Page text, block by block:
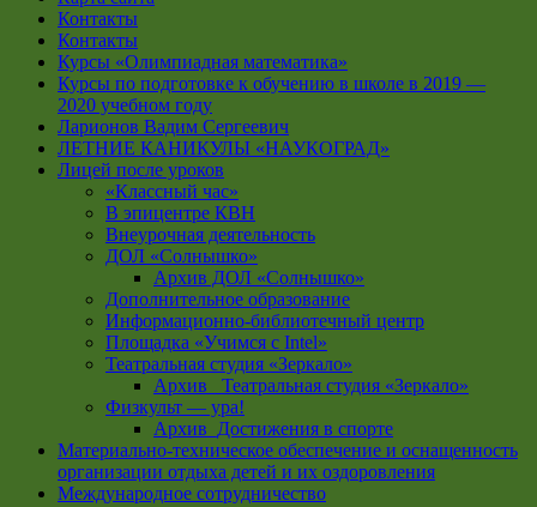
Контакты
Контакты
Курсы «Олимпиадная математика»
Курсы по подготовке к обучению в школе в 2019 —
2020 учебном году
Ларионов Вадим Сергеевич
ЛЕТНИЕ КАНИКУЛЫ «НАУКОГРАД»
Лицей после уроков
«Классный час»
В эпицентре КВН
Внеурочная деятельность
ДОЛ «Солнышко»
Архив ДОЛ «Солнышко»
Дополнительное образование
Информационно-библиотечный центр
Площадка «Учимся с Intel»
Театральная студия «Зеркало»
Архив _Театральная студия «Зеркало»
Физкульт — ура!
Архив_Достижения в спорте
Материально-техническое обеспечение и оснащенность
организации отдыха детей и их оздоровления
Международное сотрудничество